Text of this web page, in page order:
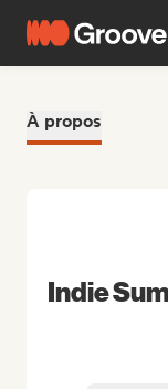
À propos
Indie